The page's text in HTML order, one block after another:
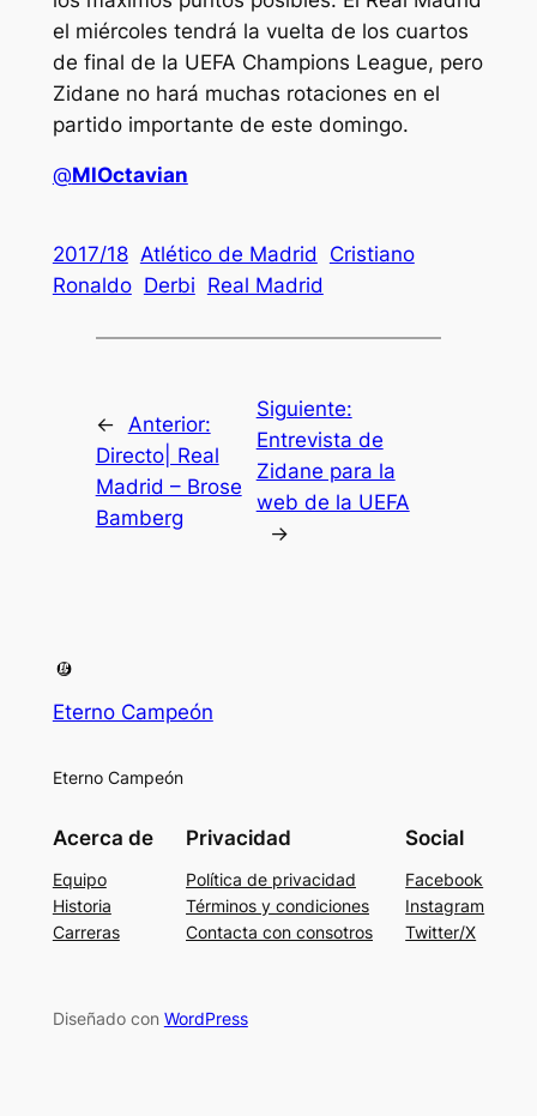
el miércoles tendrá la vuelta de los cuartos
de final de la UEFA Champions League, pero
Zidane no hará muchas rotaciones en el
partido importante de este domingo.
@MlOctavian
2017/18 Atlético de Madrid
Cristiano
Ronaldo Derbi Real Madrid
← Anterior:
Directo| Real
Madrid – Brose
Bamberg
Siguiente:
Entrevista de
Zidane para la
web de la UEFA
→
Eterno Campeón
Eterno Campeón
Acerca de
Equipo
Historia
Carreras
Privacidad
Política de privacidad
Términos y condiciones
Contacta con consotros
Social
Facebook
Instagram
Twitter/X
Diseñado con WordPress